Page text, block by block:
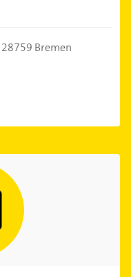
28759 Bremen